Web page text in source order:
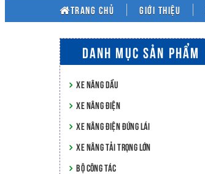
TRANG CHỦ Giới thiệu
DANH MỤC SẢN PHẨM
XE NÂNG DẦU
XE NÂNG ĐIỆN
XE NÂNG ĐIỆN ĐỨNG LÁI
XE NÂNG TẢI TRỌNG LỚN
BỘ CÔNG TÁC